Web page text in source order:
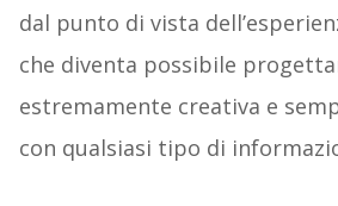
dal punto di vista
che diventa possibile
estremamente creativa e
con qualsiasi tipo di